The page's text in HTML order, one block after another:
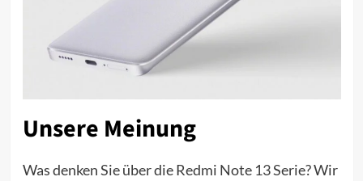
Unsere Meinung
Was denken Sie über die Redmi Note 13 Serie? Wir